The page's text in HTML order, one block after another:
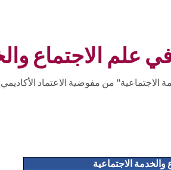
علم الاجتماع
الاجتماعية